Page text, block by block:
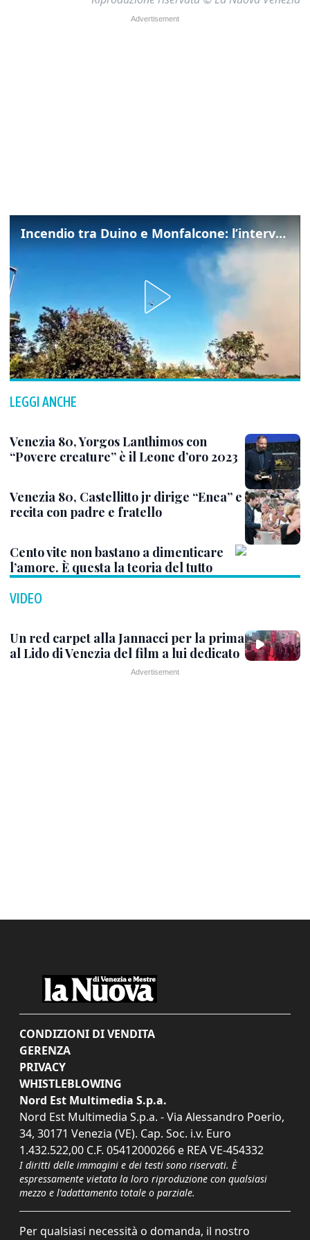
Incendio tra Duino e Monfalcone: l’intervento dei vigili del fuoco
LEGGI ANCHE
Venezia 80, Yorgos Lanthimos con
“Povere creature” è il Leone d’oro 2023
Venezia 80, Castellitto jr dirige “Enea” e
recita con padre e fratello
Cento vite non bastano a dimenticare
l’amore. È questa la teoria del tutto
VIDEO
Un red carpet alla Jannacci per la prima
al Lido di Venezia del film a lui dedicato
CONDIZIONI DI VENDITA
GERENZA
PRIVACY
WHISTLEBLOWING
Nord Est Multimedia S.p.a.
Nord Est Multimedia S.p.a. - Via Alessandro Poerio,
34, 30171 Venezia (VE). Cap. Soc. i.v. Euro
1.432.522,00 C.F. 05412000266 e REA VE-454332
I diritti delle immagini e dei testi sono riservati. È
espressamente vietata la loro riproduzione con qualsiasi
mezzo e l'adattamento totale o parziale.
Per qualsiasi necessità o domanda, il nostro